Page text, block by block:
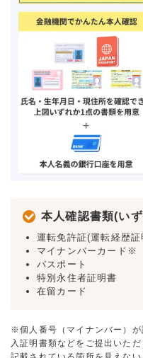
本人確認書類(い
運転免許証(運転経歴証
マイナンバーカード※
パスポート
特別永住者証明書
在留カード
※個人番号（マイナンバー）
入証明書類などをご提出いた